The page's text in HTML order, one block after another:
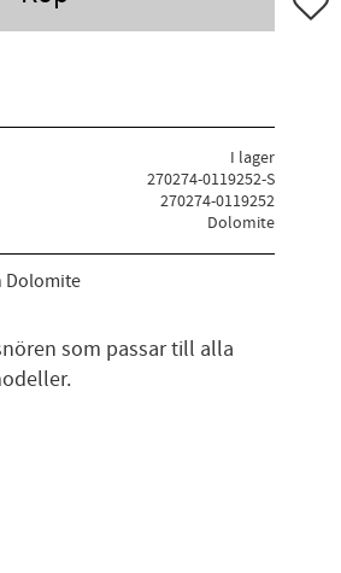
I lager
270274-0119252-S
270274-0119252
Dolomite
Dolomite
som passar till alla